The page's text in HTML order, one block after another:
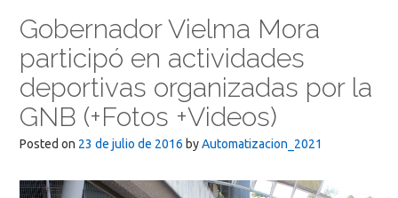
Gobernador Vielma Mora
participó en actividades
deportivas organizadas por la
GNB (+Fotos +Videos)
Posted on 23 de julio de 2016 byAutomatizacion_2021